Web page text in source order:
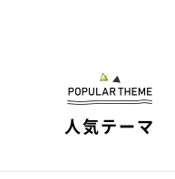
コールを摂取してし
処方法
人気テーマ